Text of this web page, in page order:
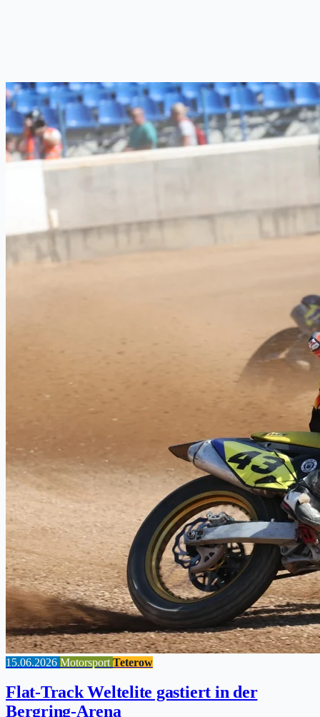
15.06.2026 Motorsport Teterow
Flat-Track Weltelite gastiert in der
Bergring-Arena